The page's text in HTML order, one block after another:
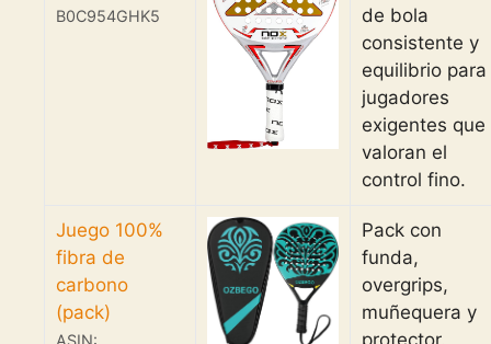
B0C954GHK5
de bola
consistente y
equilibrio para
jugadores
exigentes que
valoran el
control fino.
Juego 100%
fibra de
carbono
(pack)
ASIN:
Pack con
funda,
overgrips,
muñequera y
protector.